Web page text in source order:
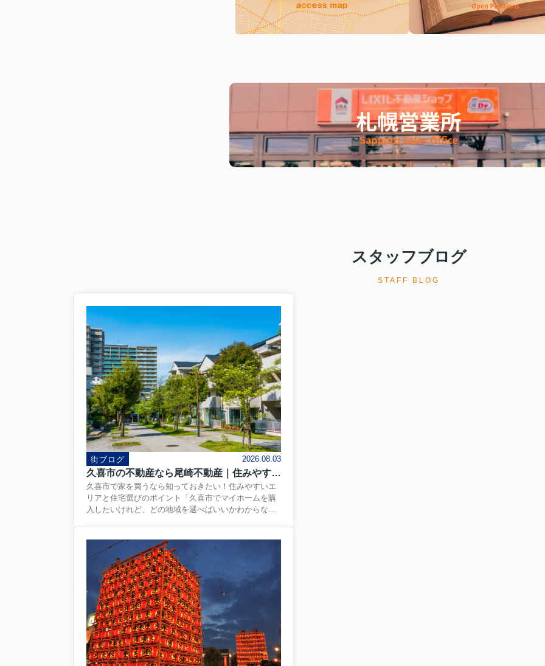
スタッフブログ
STAFF BLOG
街ブログ 2026.08.03
久喜市の不動産なら尾崎不動産｜住みやすいエリア・住宅購入のポイントを地元目線で解説
久喜市で家を買うなら知っておきたい！住みやすいエ
リアと住宅選びのポイント「久喜市でマイホームを購
入したいけれど、どの地域を選べばいいかわからな
は少なくありません。家選びでは、建物の広さや価格
だけでなく、これから長く暮らす街の環境を知ること
が大切です。前回少しご紹介した通り、久喜市は交通
アクセスの良さ、生活の便利さ、自然を感じられる住
環境がバランスよく整ったエリアです。今回は、久喜
市を中心に不動産を扱う尾崎不動産が、久喜市の魅力
や住宅探しのポイントについてご紹介します。久喜市
は住みやすい街？暮らしの特徴...